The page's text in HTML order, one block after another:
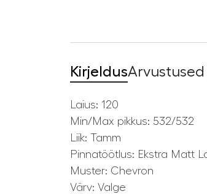
KirjeldusArvustused
Laius: 120
Min/Max pikkus: 532/532
Liik: Tamm
Pinnatöötlus: Ekstra Matt
Muster: Chevron
Värv: Valge